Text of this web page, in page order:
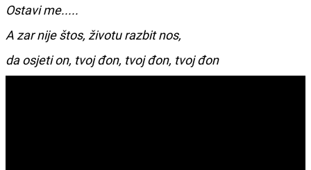
Ostavi me.....
A zar nije štos, životu razbit nos,
da osjeti on, tvoj đon, tvoj đon, tvoj đon